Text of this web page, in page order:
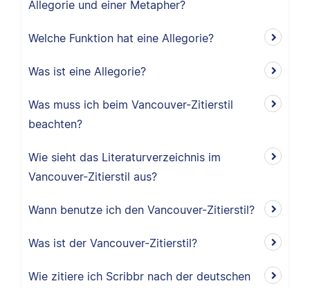
Allegorie und einer Metapher?
Welche Funktion hat eine Allegorie?
Was ist eine Allegorie?
Was muss ich beim Vancouver-Zitierstil
beachten?
Wie sieht das Literaturverzeichnis im
Vancouver-Zitierstil aus?
Wann benutze ich den Vancouver-Zitierstil?
Was ist der Vancouver-Zitierstil?
Wie zitiere ich Scribbr nach der deutschen